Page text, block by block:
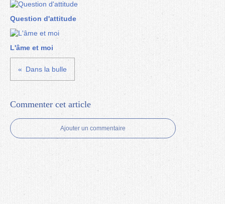
Question d'attitude
L'âme et moi
Dans la bulle
Commenter cet article
Ajouter un commentaire